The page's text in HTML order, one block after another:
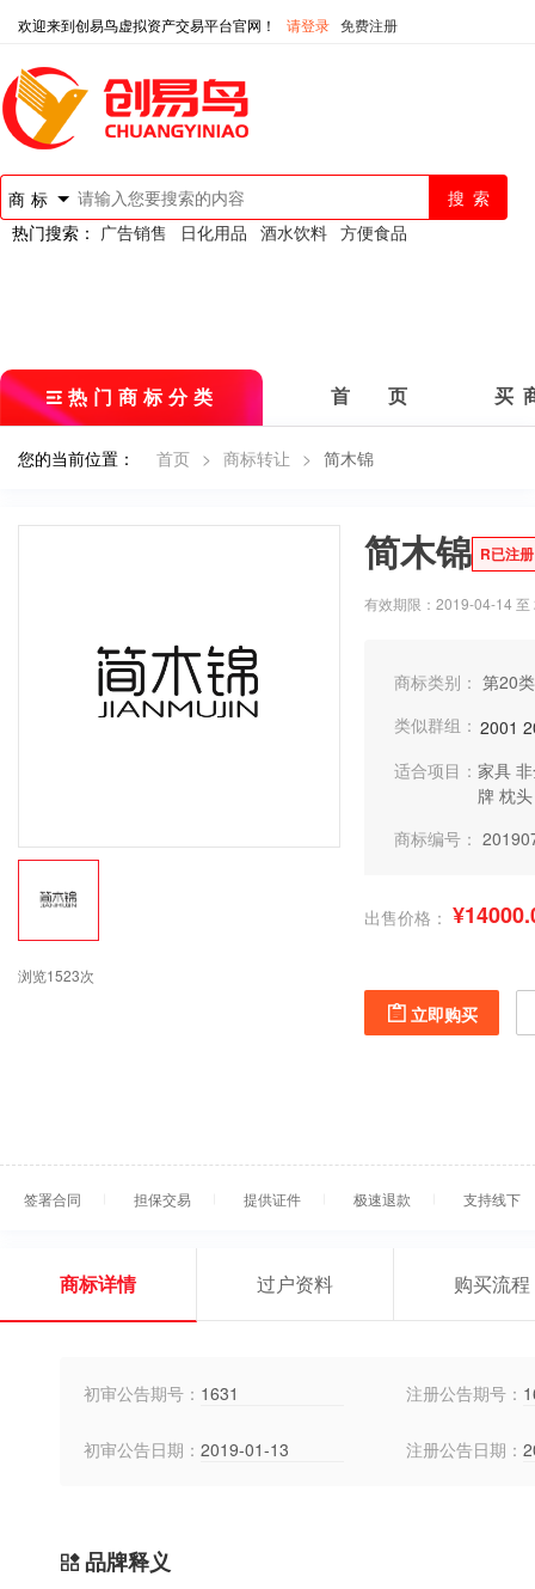
欢迎来到创易鸟虚拟资产交易平台官网！ 请登录 免费注册
商标
热门搜索： 广告销售 日化用品 酒水饮料 方便食品
热门商标分类 首 页 买
您的当前位置： 首页 > 商标转让 > 简木锦
浏览1523次
简木锦 R已注册
有效期限：2019-04-14
商标类别： 第20
类似群组： 2001
适合项目： 家具
牌 枕头
商标编号：
出售价格：
立即购买
签署合同 担保交易 提供证件 极速退款 支持线下
商标详情 过户资料 购买流程
初审公告期号： 1631 注册公告期号：
初审公告日期： 2019-01-13 注册公告日期：
品牌释义